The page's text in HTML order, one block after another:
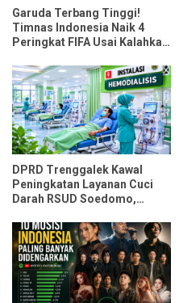
Garuda Terbang Tinggi!
Timnas Indonesia Naik 4
Peringkat FIFA Usai Kalahkan
DPRD Trenggalek Kawal
Peningkatan Layanan Cuci
Darah RSUD Soedomo,
Pasien Sekali Pelayanan